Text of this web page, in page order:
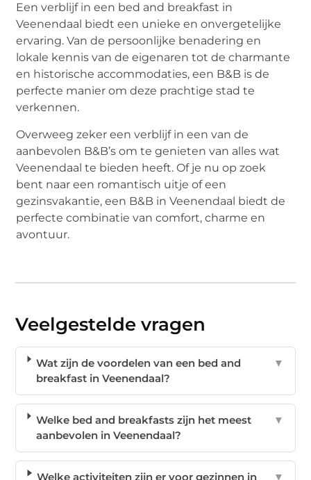
Een verblijf in een bed and breakfast in
Veenendaal biedt een unieke en onvergetelijke
ervaring. Van de persoonlijke benadering en
lokale kennis van de eigenaren tot de charmante
en historische accommodaties, een B&B is de
perfecte manier om deze prachtige stad te
verkennen.
Overweeg zeker een verblijf in een van de
aanbevolen B&B’s om te genieten van alles wat
Veenendaal te bieden heeft. Of je nu op zoek
bent naar een romantisch uitje of een
gezinsvakantie, een B&B in Veenendaal biedt de
perfecte combinatie van comfort, charme en
avontuur.
Veelgestelde vragen
Wat zijn de voordelen van een bed and
breakfast in Veenendaal?
▼
Welke bed and breakfasts zijn het meest
aanbevolen in Veenendaal?
▼
Welke activiteiten zijn er voor gezinnen in
▼